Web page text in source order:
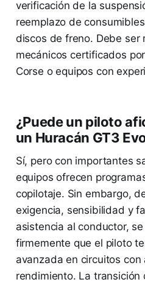
verificación de la
reemplazo de
discos de freno. Debe ser
mecánicos certificados
Corse o equipos con
¿Puede un piloto
un Huracán GT3
Sí, pero con importantes
equipos ofrecen
copilotaje. Sin embargo,
exigencia, sensibilidad y
asistencia al conductor,
firmemente que el piloto
avanzada en circuitos
rendimiento. La